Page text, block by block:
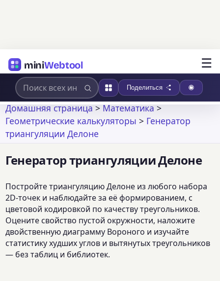
miniWebtool ☰
Поделиться
Домашняя страница>Математика>
Геометрические калькуляторы > Генератор
триангуляции Делоне
Генератор триангуляции Делоне
Постройте триангуляцию Делоне из любого набора
2D-точек и наблюдайте за её формированием, с
цветовой кодировкой по качеству треугольников.
Оцените свойство пустой окружности, наложите
двойственную диаграмму Вороного и изучайте
статистику худших углов и вытянутых треугольников
— без таблиц и библиотек.